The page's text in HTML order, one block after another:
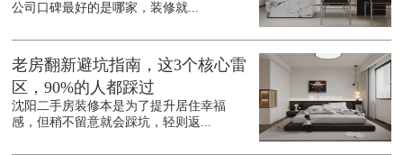
公司口碑最好的是哪家，装修就...
老房翻新避坑指南，这3个核心雷
区，90%的人都踩过
沈阳二手房装修本是为了提升居住幸福
感，但稍不留意就会踩坑，轻则返...